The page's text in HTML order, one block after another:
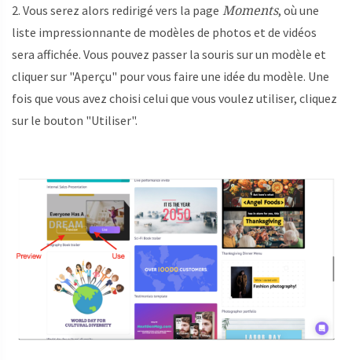
2. Vous serez alors redirigé vers la page Moments, où une
liste impressionnante de modèles de photos et de vidéos
sera affichée. Vous pouvez passer la souris sur un modèle et
cliquer sur "Aperçu" pour vous faire une idée du modèle. Une
fois que vous avez choisi celui que vous voulez utiliser, cliquez
sur le bouton "Utiliser".